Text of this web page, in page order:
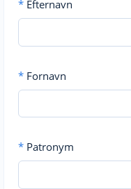
* Efternavn
* Fornavn
* Patronym